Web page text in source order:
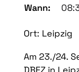
Wann:
Ort: Leipzig
Am 23./24.